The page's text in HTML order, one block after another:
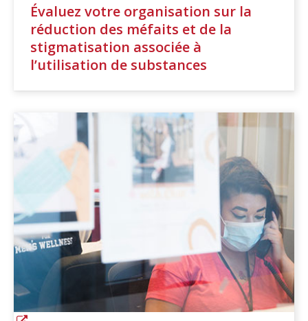
Évaluez votre organisation sur la
réduction des méfaits et de la
stigmatisation associée à
l’utilisation de substances